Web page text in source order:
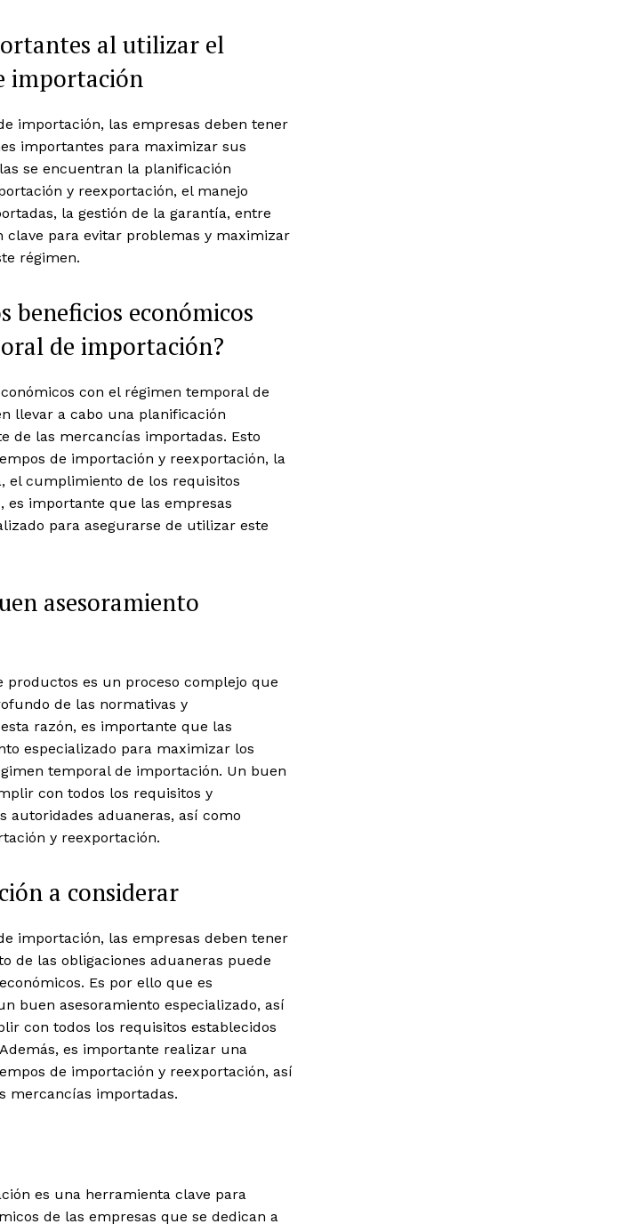
al utilizar el
importación
importación, las empresas deben tener
importantes para maximizar sus
se encuentran la planificación
y reexportación, el manejo
la gestión de la garantía, entre
clave para evitar problemas y maximizar
régimen.
beneficios económicos
de importación?
con el régimen temporal de
llevar a cabo una planificación
de las mercancías importadas. Esto
de importación y reexportación, la
el cumplimiento de los requisitos
es importante que las empresas
para asegurarse de utilizar este
asesoramiento
productos es un proceso complejo que
de las normativas y
razón, es importante que las
especializado para maximizar los
temporal de importación. Un buen
con todos los requisitos y
autoridades aduaneras, así como
y reexportación.
a considerar
importación, las empresas deben tener
de las obligaciones aduaneras puede
Es por ello que es
buen asesoramiento especializado, así
con todos los requisitos establecidos
es importante realizar una
de importación y reexportación, así
mercancías importadas.
es una herramienta clave para
de las empresas que se dedican a